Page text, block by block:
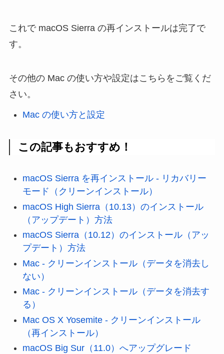
これで macOS Sierra の再インストールは完了で
す。
その他の Mac の使い方や設定はこちらをご覧くだ
さい。
Mac の使い方と設定
この記事もおすすめ！
macOS Sierra を再インストール - リカバリー
モード（クリーンインストール）
macOS High Sierra（10.13）のインストール
（アップデート）方法
macOS Sierra‎（10.12）のインストール（アッ
プデート）方法
Mac - クリーンインストール（データを消去し
ない）
Mac - クリーンインストール（データを消去す
る）
Mac OS X Yosemite - クリーンインストール
（再インストール）
macOS Big Sur（11.0）へアップグレード